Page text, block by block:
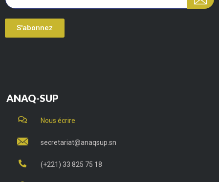
S'abonnez
ANAQ-SUP
Nous écrire
secretariat@anaqsup.sn
(+221) 33 825 75 18